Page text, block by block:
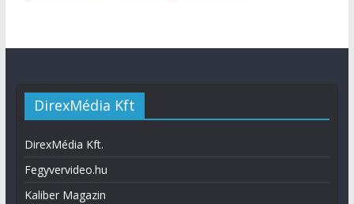
DirexMédia Kft
DirexMédia Kft.
Fegyvervideo.hu
Kaliber Magazin